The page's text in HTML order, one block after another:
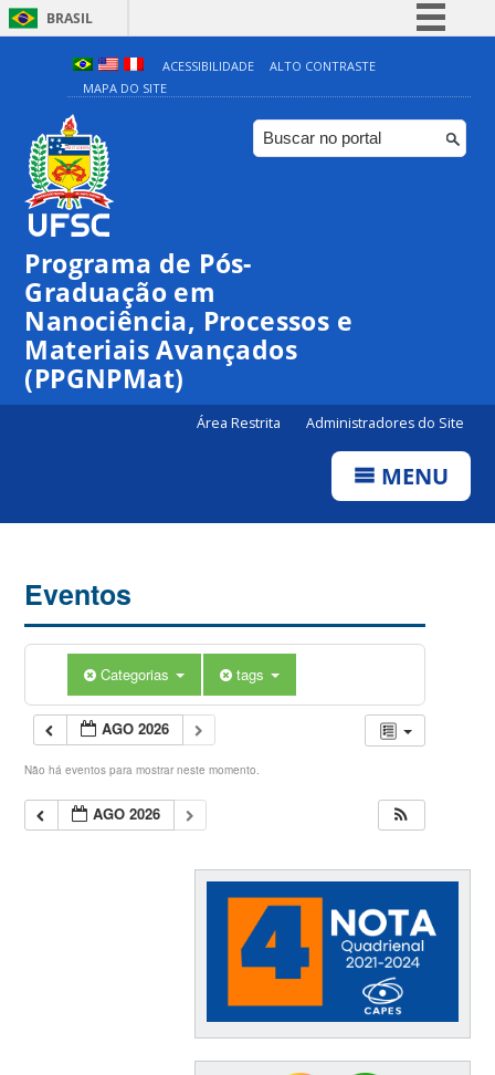
BRASIL
Simplifique!
Comunica BR
Participe
ACESSIBILIDADE
ALTO CONTRASTE
MAPA DO SITE
Programa de Pós-
Graduação em
Nanociência, Processos e
Materiais Avançados
(PPGNPMat)
Área Restrita Administradores do Site
MENU
Eventos
Categorias tags
AGO 2026
Não há eventos para mostrar neste momento.
AGO 2026